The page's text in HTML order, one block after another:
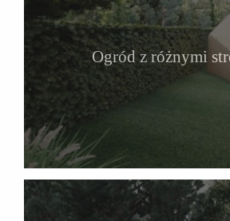
Ogród z różnymi